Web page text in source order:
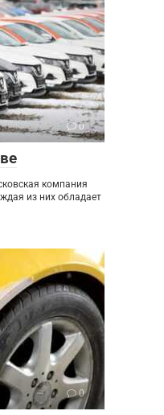
0
компания
из них обладает
0